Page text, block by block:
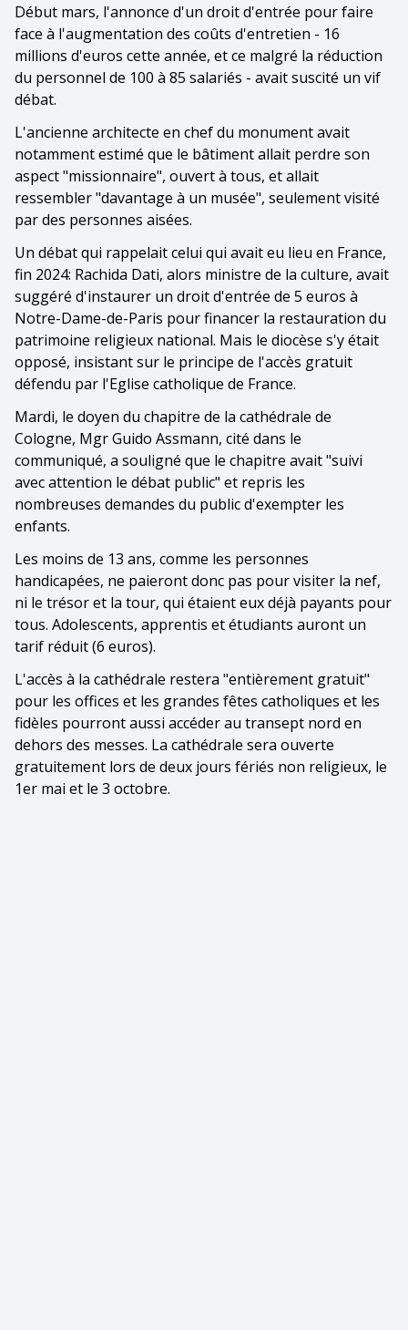
Début mars, l'annonce d'un droit d'entrée pour faire
face à l'augmentation des coûts d'entretien - 16
millions d'euros cette année, et ce malgré la réduction
du personnel de 100 à 85 salariés - avait suscité un vif
débat.
L'ancienne architecte en chef du monument avait
notamment estimé que le bâtiment allait perdre son
aspect "missionnaire", ouvert à tous, et allait
ressembler "davantage à un musée", seulement visité
par des personnes aisées.
Un débat qui rappelait celui qui avait eu lieu en France,
fin 2024: Rachida Dati, alors ministre de la culture, avait
suggéré d'instaurer un droit d'entrée de 5 euros à
Notre-Dame-de-Paris pour financer la restauration du
patrimoine religieux national. Mais le diocèse s'y était
opposé, insistant sur le principe de l'accès gratuit
défendu par l'Eglise catholique de France.
Mardi, le doyen du chapitre de la cathédrale de
Cologne, Mgr Guido Assmann, cité dans le
communiqué, a souligné que le chapitre avait "suivi
avec attention le débat public" et repris les
nombreuses demandes du public d'exempter les
enfants.
Les moins de 13 ans, comme les personnes
handicapées, ne paieront donc pas pour visiter la nef,
ni le trésor et la tour, qui étaient eux déjà payants pour
tous. Adolescents, apprentis et étudiants auront un
tarif réduit (6 euros).
L'accès à la cathédrale restera "entièrement gratuit"
pour les offices et les grandes fêtes catholiques et les
fidèles pourront aussi accéder au transept nord en
dehors des messes. La cathédrale sera ouverte
gratuitement lors de deux jours fériés non religieux, le
1er mai et le 3 octobre.